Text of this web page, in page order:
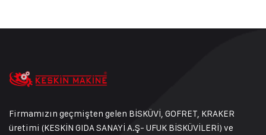
Firmamızın geçmişten gelen BİSKÜVİ, GOFRET, KRAKER
üretimi (KESKİN GIDA SANAYİ A.Ş- UFUK BİSKÜVİLERİ) ve